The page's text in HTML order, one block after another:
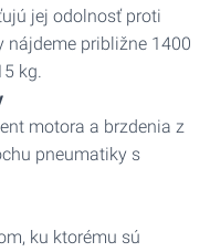
jej odolnosť proti
nájdeme približne 1400
kg.
motora a brzdenia z
pneumatiky s
ku ktorému sú